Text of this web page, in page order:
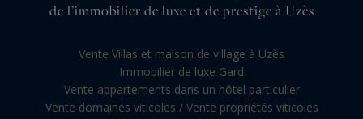
de l’immobilier de luxe et de prestige à Uzès
Vente Villas et maison de village à Uzès
Immobilier de luxe Gard
Vente appartements dans un hôtel particulier
Vente domaines viticoles / Vente propriétés viticoles